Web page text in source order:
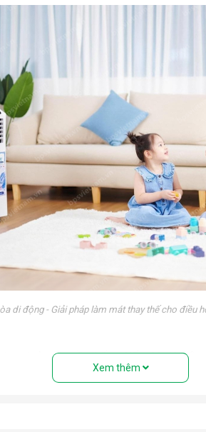
di động - Giải pháp làm mát thay thế cho điều
tường truyền thống. Nếu nhìn từ
đủ các bộ phận: Dàn nóng, dàn lạnh,
Xem thêm